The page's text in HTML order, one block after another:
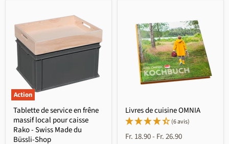
Action
Tablette de service en frêne
massif local pour caisse
Rako - Swiss Made du
Büssli-Shop
Livres de cuisine OMNIA
(6 avis)
Fr. 18.90- Fr. 26.90